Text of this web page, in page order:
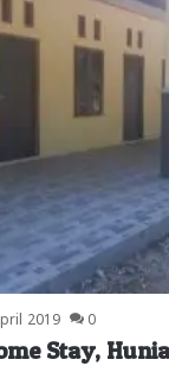
2019 0
Stay,